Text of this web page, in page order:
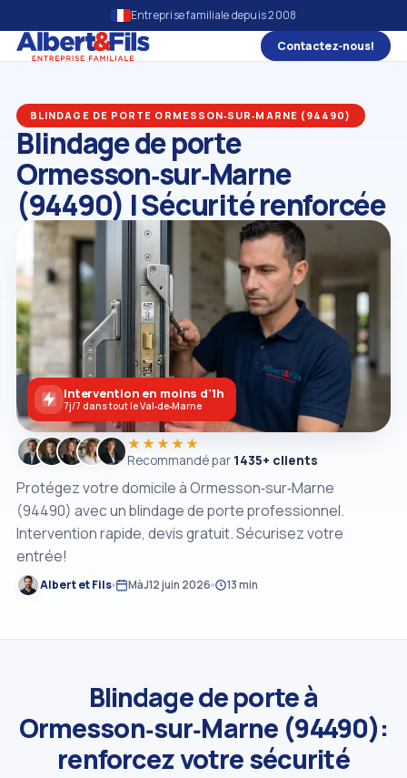
Entreprise familiale depuis 2008
Contactez‑nous!
BLINDAGE DE PORTE ORMESSON‑SUR‑MARNE (94490)
Blindage de porte
Ormesson‑sur‑Marne
(94490) | Sécurité renforcée
Protégez votre domicile à Ormesson‑sur‑Marne
(94490) avec un blindage de porte professionnel.
Intervention rapide, devis gratuit. Sécurisez votre
entrée!
Albert et Fils MàJ12 juin 2026 13 min
★★★★★
Recommandé par 1435+ clients
Intervention en moins d'1h
7j/7 dans tout le Val‑de‑Marne
Blindage de porte à
Ormesson‑sur‑Marne (94490):
renforcez votre sécurité